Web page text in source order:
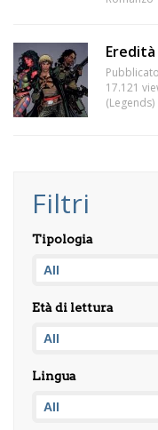
Eredità
17.121
(Legends)
Filtri
Tipologia
Età di lettura
Lingua